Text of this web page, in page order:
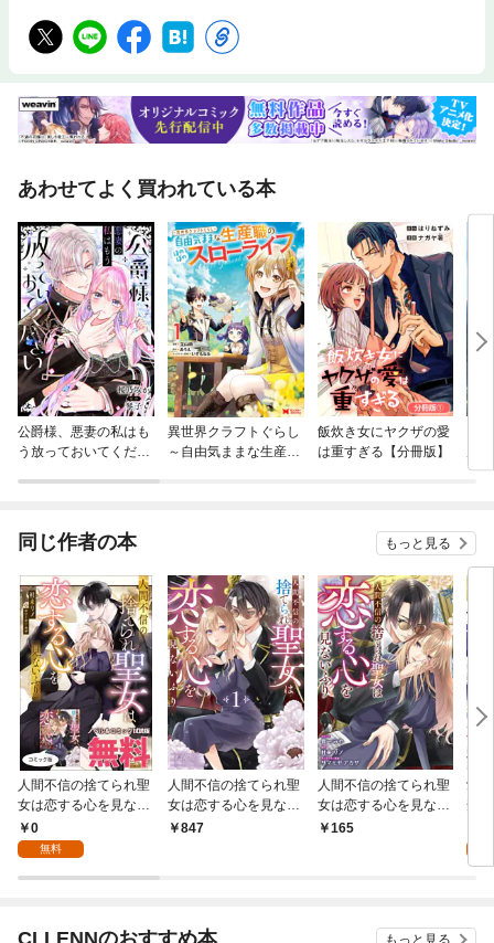
あわせてよく買われている本
公爵様、悪妻の私はも
う放っておいてくださ
異世界クラフトぐらし
～自由気ままな生産職
飯炊き女にヤクザの愛
は重すぎる【分冊版】
同じ作者の本 もっと見る
人間不信の捨てられ聖
女は恋する心を見ない
ふり ノベル&コミッ
ク試読版
0
無料
人間不信の捨てられ聖
女は恋する心を見ない
ふり: 1【電子限定描き
847
人間不信の捨てられ聖
女は恋する心を見ない
ふり 【連載版】: 1
165
愛
禁
もっと見る